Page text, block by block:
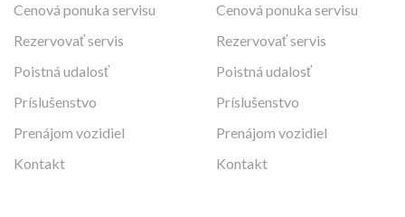
Cenová ponuka servisu
Rezervovať servis
Poistná udalosť
Príslušenstvo
Prenájom vozidiel
Kontakt
Cenová ponuka servisu
Rezervovať servis
Poistná udalosť
Príslušenstvo
Prenájom vozidiel
Kontakt